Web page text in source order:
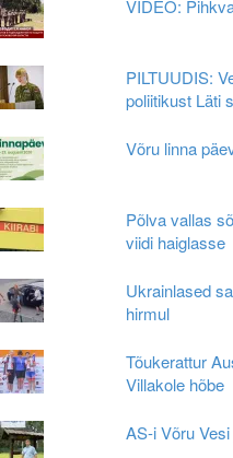
VIDEO:
PILTUUDIS:
poliitikust Läti
Võru linna
Põlva vallas
viidi haiglasse
Ukrainlased
hirmul
Tõukerattur
Villakole hõbe
AS-i Võru